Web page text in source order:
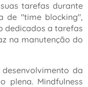
tarefas durante
de "time blocking",
dedicados a tarefas
na manutenção do
da
plena. Mindfulness